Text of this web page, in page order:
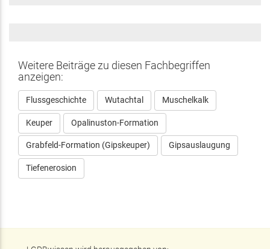
Weitere Beiträge zu diesen Fachbegriffen
anzeigen:
Flussgeschichte Wutachtal Muschelkalk
Keuper Opalinuston-Formation
Grabfeld-Formation (Gipskeuper) Gipsauslaugung
Tiefenerosion